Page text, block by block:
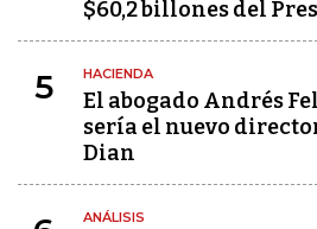
$60,2 billones del
5 HACIENDA
El abogado Andrés
sería el nuevo
Dian
ANÁLISIS